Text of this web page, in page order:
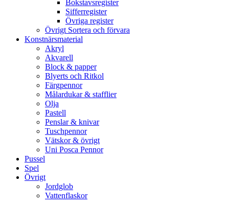
Bokstavsregister
Sifferregister
Övriga register
Övrigt Sortera och förvara
Konstnärsmaterial
Akryl
Akvarell
Block & papper
Blyerts och Ritkol
Färgpennor
Målardukar & stafflier
Olja
Pastell
Penslar & knivar
Tuschpennor
Vätskor & övrigt
Uni Posca Pennor
Pussel
Spel
Övrigt
Jordglob
Vattenflaskor